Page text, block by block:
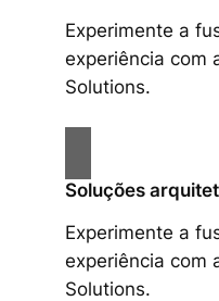
Experimente a
experiência com
Solutions.
Soluções
Experimente a
experiência com
Solutions.